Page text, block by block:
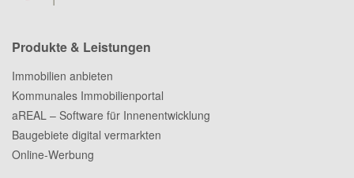
Produkte & Leistungen
Immobilien anbieten
Kommunales Immobilienportal
aREAL – Software für Innenentwicklung
Baugebiete digital vermarkten
Online-Werbung